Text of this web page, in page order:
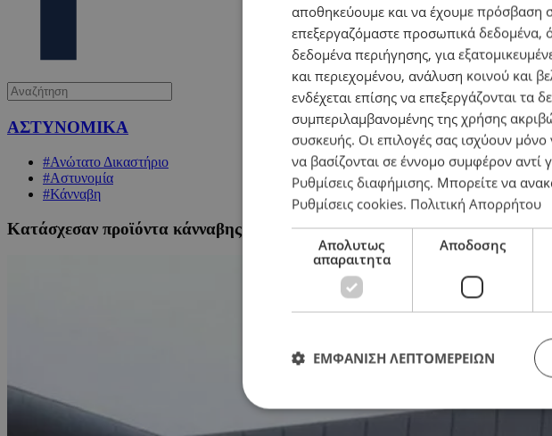
ΑΣΤΥΝΟΜΙΚΑ
#Ανώτατο Δικαστήριο
#Αστυνομία
#Κάνναβη
Κατάσχεσαν προϊόντα κάνναβης χωρίς να έχουν ένταλμα – Ακύρωση
αποθηκεύουμε και να έχουμε πρόσβαση
επεξεργαζόμαστε προσωπικά δεδομένα,
δεδομένα περιήγησης, για
και περιεχομένου, ανάλυση κοινού και
ενδέχεται επίσης να επεξεργάζονται τα
συμπεριλαμβανομένης της χρήσης
συσκευής. Οι επιλογές σας ισχύουν
να βασίζονται σε έννομο συμφέρον αντί
Ρυθμίσεις διαφήμισης. Μπορείτε να
Ρυθμίσεις cookies. Πολιτική Απορρήτου
Απολυτως
απαραιτητα
Αποδοσης
ΕΜΦΑΝΙΣΗ ΛΕΠΤΟΜΕΡΕΙΩΝ